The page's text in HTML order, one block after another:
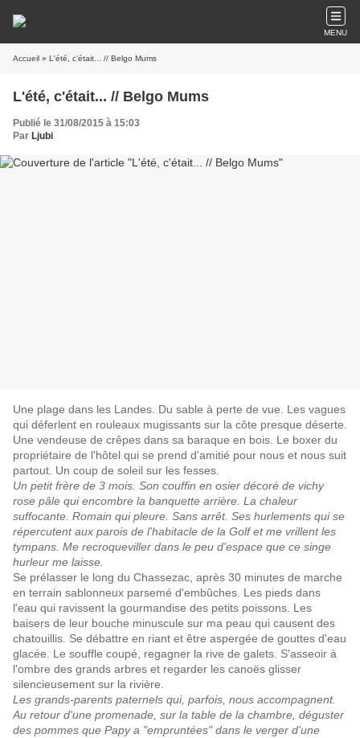
MENU
Accueil » L'été, c'était... // Belgo Mums
L'été, c'était... // Belgo Mums
Publié le 31/08/2015 à 15:03
Par Ljubi
Une plage dans les Landes. Du sable à perte de vue. Les vagues
qui déferlent en rouleaux mugissants sur la côte presque déserte.
Une vendeuse de crêpes dans sa baraque en bois. Le boxer du
propriétaire de l'hôtel qui se prend d'amitié pour nous et nous suit
partout. Un coup de soleil sur les fesses.
Un petit frère de 3 mois. Son couffin en osier décoré de vichy
rose pâle qui encombre la banquette arrière. La chaleur
suffocante. Romain qui pleure. Sans arrêt. Ses hurlements qui se
répercutent aux parois de l'habitacle de la Golf et me vrillent les
tympans. Me recroqueviller dans le peu d'espace que ce singe
hurleur me laisse.
Se prélasser le long du Chassezac, après 30 minutes de marche
en terrain sablonneux parsemé d'embûches. Les pieds dans
l'eau qui ravissent la gourmandise des petits poissons. Les
baisers de leur bouche minuscule sur ma peau qui causent des
chatouillis. Se débattre en riant et être aspergée de gouttes d'eau
glacée. Le souffle coupé, regagner la rive de galets. S'asseoir à
l'ombre des grands arbres et regarder les canoës glisser
silencieusement sur la rivière.
Les grands-parents paternels qui, parfois, nous accompagnent.
Au retour d'une promenade, sur la table de la chambre, déguster
des pommes que Papy a "empruntées" dans le verger d'une